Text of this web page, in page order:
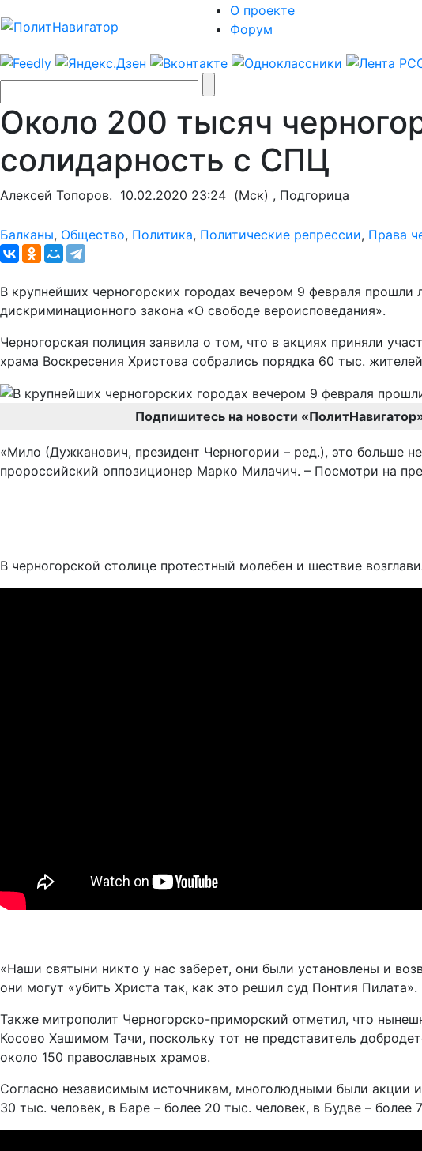
О проекте
Форум
Около 200 тысяч
солидарность с СПЦ
Алексей Топоров. 10.02.2020 23:24 (Мск) , Подгорица
Балканы, Общество, Политика, Политические репрессии, Права
В крупнейших черногорских городах вечером 9 февраля
дискриминационного закона «О свободе вероисповедания».
Черногорская полиция заявила о том, что в акциях приняли
храма Воскресения Христова собрались порядка 60 тыс.
Подпишитесь на новости
«Мило (Дужканович, президент Черногории – ред.), это больше
пророссийский оппозиционер Марко Милачич. – Посмотри на
В черногорской столице протестный молебен и шествие
«Наши святыни никто у нас заберет, они были установлены и
они могут «убить Христа так, как это решил суд Понтия Пилата».
Также митрополит Черногорско-приморский отметил, что
Косово Хашимом Тачи, поскольку тот не представитель
около 150 православных храмов.
Согласно независимым источникам, многолюдными были акции
30 тыс. человек, в Баре – более 20 тыс. человек, в Будве – более